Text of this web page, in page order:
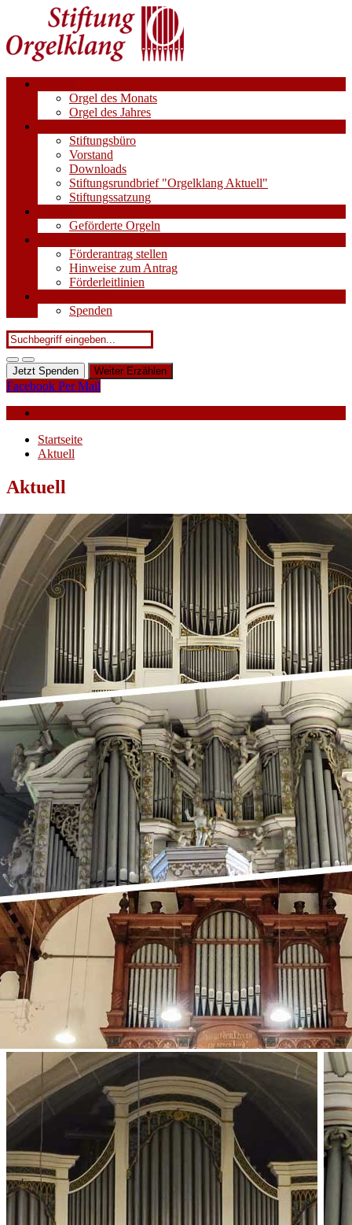
Orgel des Monats
Orgel des Jahres
Stiftungsbüro
Vorstand
Downloads
Stiftungsrundbrief "Orgelklang Aktuell"
Stiftungssatzung
Geförderte Orgeln
Förderantrag stellen
Hinweise zum Antrag
Förderleitlinien
Spenden
Jetzt Spenden Weiter Erzählen
Facebook Per Mail
Startseite
Aktuell
Aktuell